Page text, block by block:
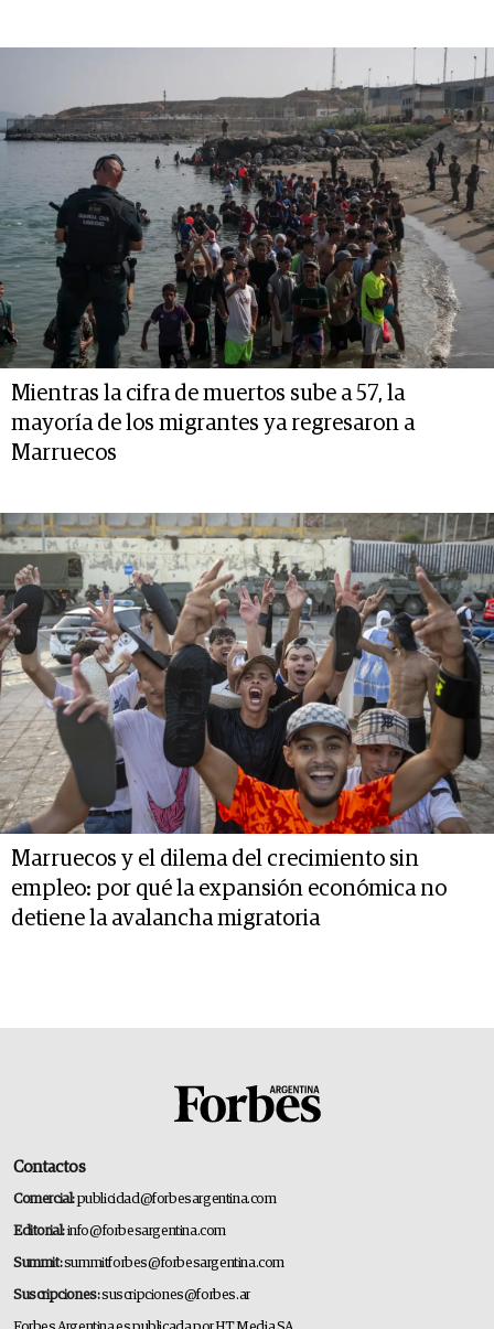
Mientras la cifra de muertos sube a 57, la
mayoría de los migrantes ya regresaron a
Marruecos
Marruecos y el dilema del crecimiento sin
empleo: por qué la expansión económica no
detiene la avalancha migratoria
Contactos
Comercial:publicidad@forbesargentina.com
Editorial:info@forbesargentina.com
Summit:summitforbes@forbesargentina.com
Suscripciones:suscripciones@forbes.ar